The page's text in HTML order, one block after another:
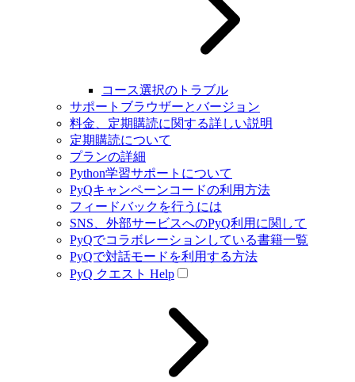
コース選択のトラブル
サポートブラウザーとバージョン
料金、定期購読に関する詳しい説明
定期購読について
プランの詳細
Python学習サポートについて
PyQキャンペーンコードの利用方法
フィードバックを行うには
SNS、外部サービスへのPyQ利用に関して
PyQでコラボレーションしている書籍一覧
PyQで対話モードを利用する方法
PyQ クエスト Help